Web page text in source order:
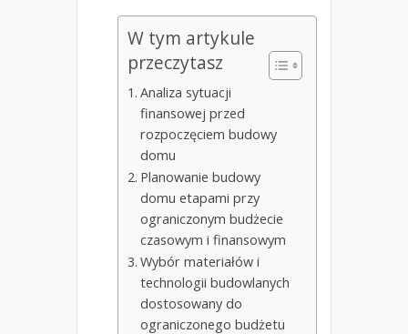
W tym artykule
przeczytasz
Analiza sytuacji
finansowej przed
rozpoczęciem budowy
domu
Planowanie budowy
domu etapami przy
ograniczonym budżecie
czasowym i finansowym
Wybór materiałów i
technologii budowlanych
dostosowany do
ograniczonego budżetu